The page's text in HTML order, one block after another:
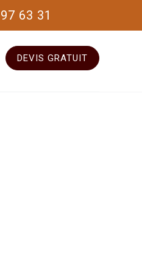
63 31
DEVIS GRATUIT